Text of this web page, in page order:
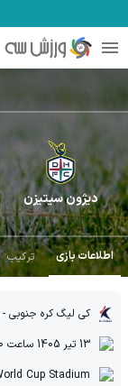
دیژون سیتیزن
اطلاعات بازی ترکیب
کی لیگ کره جنوبی -
13 تیر 1405
ساعت
Cup Stadium